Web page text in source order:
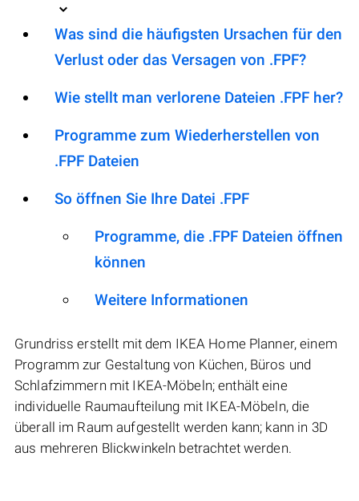
Was sind die häufigsten Ursachen für den
Verlust oder das Versagen von .FPF?
Wie stellt man verlorene Dateien .FPF her?
Programme zum Wiederherstellen von
.FPF Dateien
So öffnen Sie Ihre Datei .FPF
Programme, die .FPF Dateien öffnen
können
Weitere Informationen
Grundriss erstellt mit dem IKEA Home Planner, einem
Programm zur Gestaltung von Küchen, Büros und
Schlafzimmern mit IKEA-Möbeln; enthält eine
individuelle Raumaufteilung mit IKEA-Möbeln, die
überall im Raum aufgestellt werden kann; kann in 3D
aus mehreren Blickwinkeln betrachtet werden.